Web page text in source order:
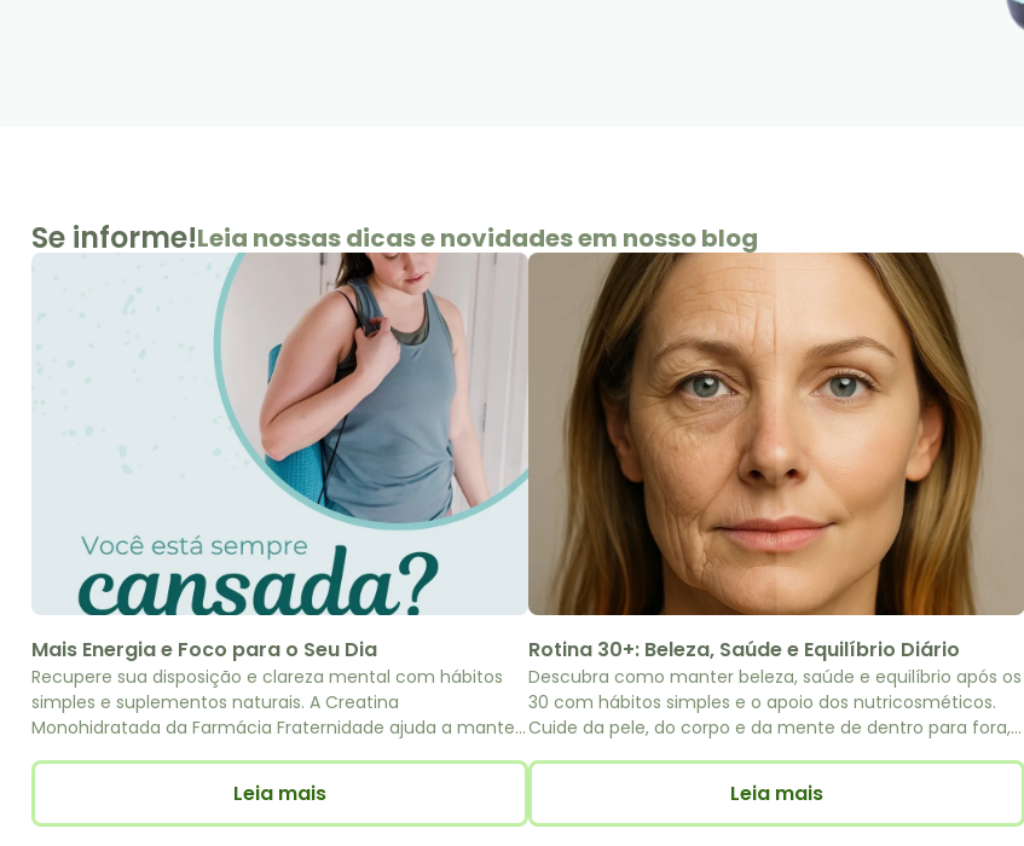
Se informe!Leia nossas dicas e novidades em nosso blog
Mais Energia e Foco para o Seu Dia
Recupere sua disposição e clareza mental com hábitos
simples e suplementos naturais. A Creatina
Monohidratada da Farmácia Fraternidade ajuda a manter
diário com segurança e equilíbrio.
Leia mais
Rotina 30+: Beleza, Saúde e Equilíbrio Diário
Descubra como manter beleza, saúde e equilíbrio após os
30 com hábitos simples e o apoio dos nutricosméticos.
Cuide da pele, do corpo e da mente de dentro para fora,
Leia mais